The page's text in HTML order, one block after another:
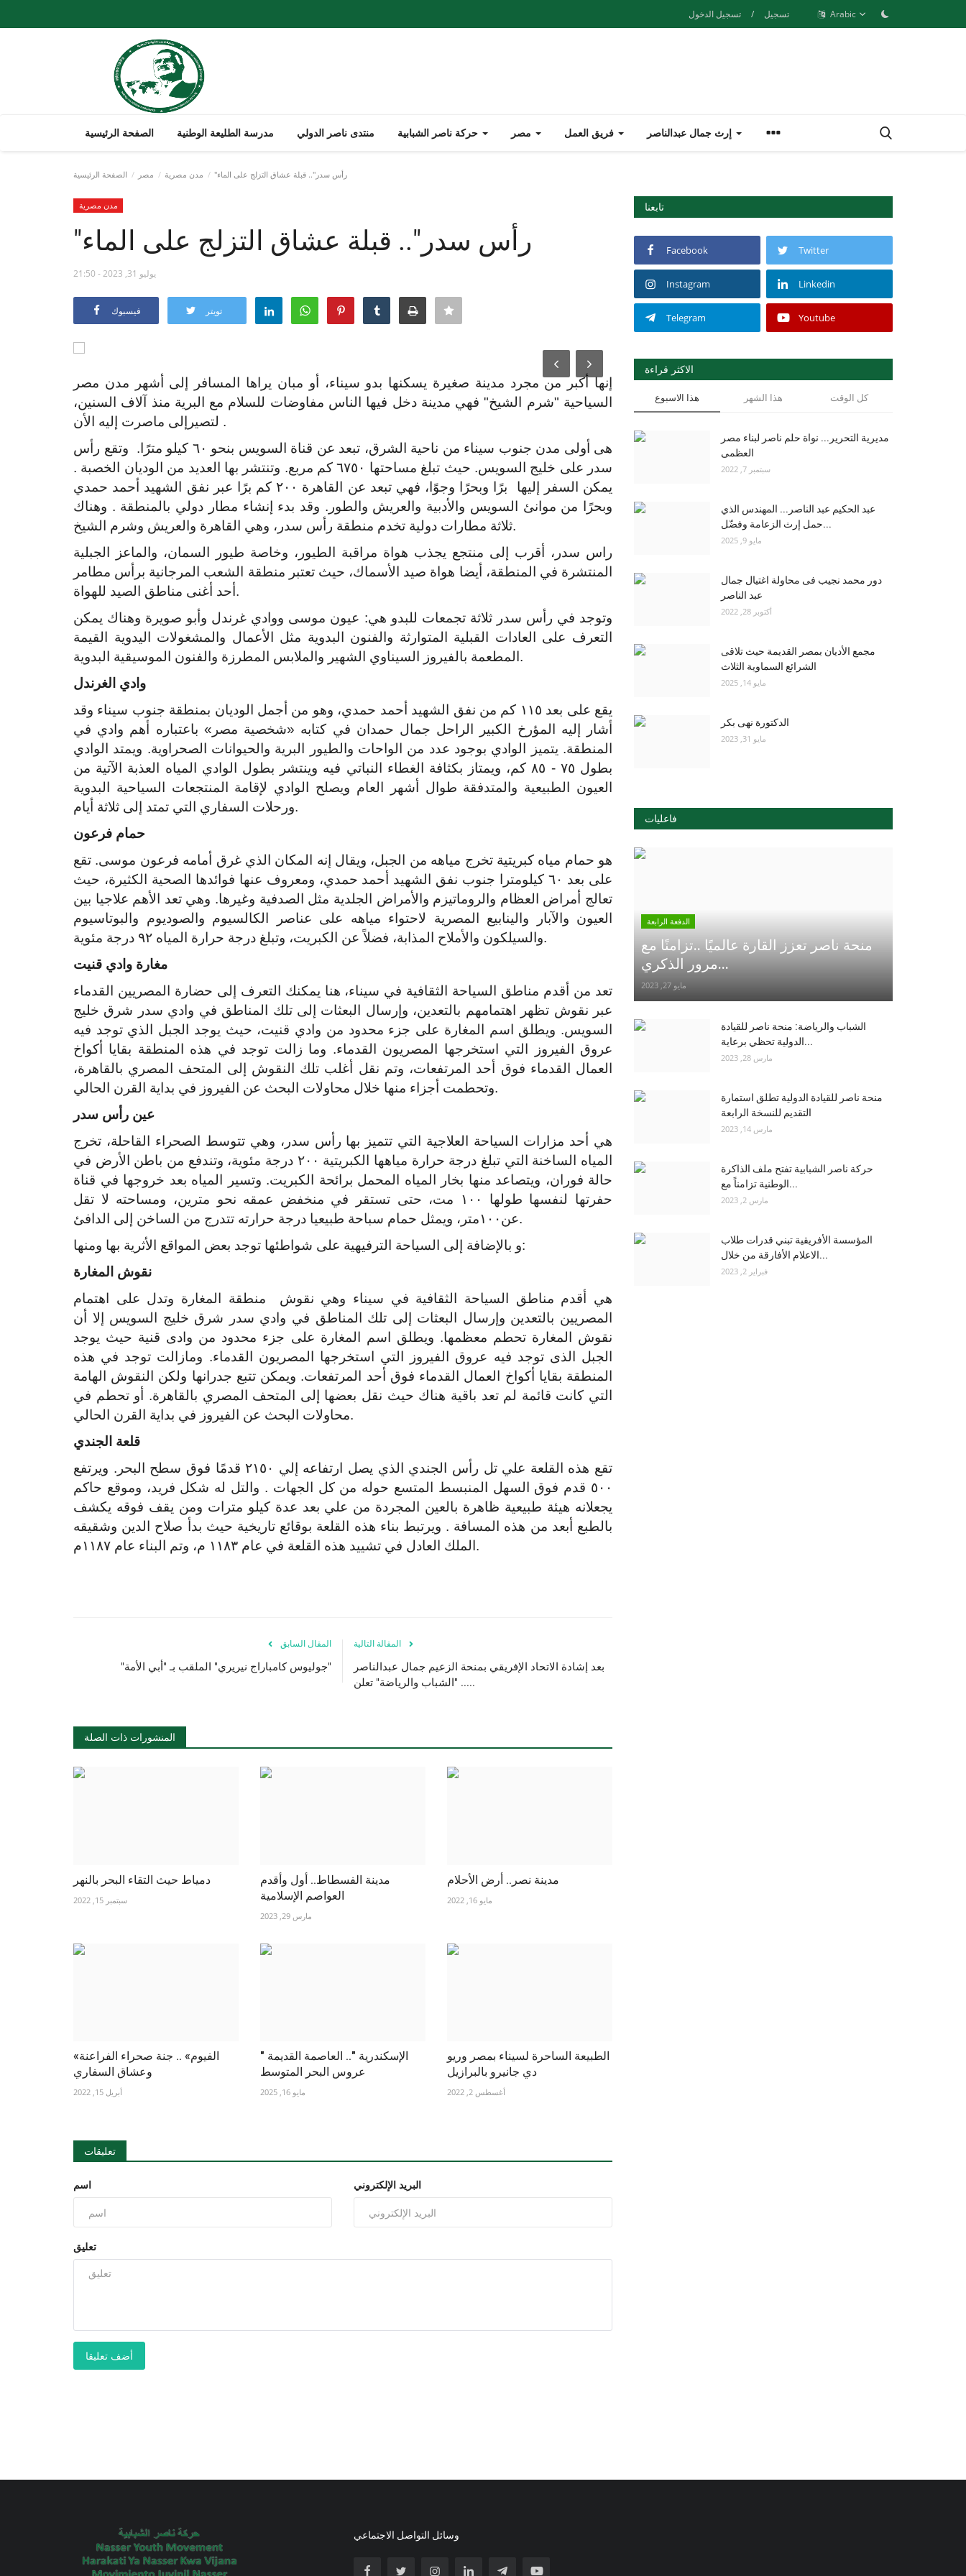
تسجيل الدخول / تسجيل Arabic
الصفحة الرئيسية مدرسة الطليعة الوطنية منتدى ناصر الدولي
الصفحة الرئيسية مصر مدن مصرية "رأس سدر".. قبلة عشاق التزلج على الماء
مدن مصرية
"رأس سدر".. قبلة عشاق التزلج على الماء
يوليو 31, 2023 - 21:50
فيسبوك تويتر
إنها أكبر من مجرد مدينة صغيرة يسكنها بدو سيناء، أو مبان يراها المسافر إلى أشهر مدن مصر
السياحية "شرم الشيخ" فهي مدينة دخل فيها الناس مفاوضات للسلام مع البرية منذ آلاف السنين،
لتصيرإلى ماصرت إليه الأن .
هى أولى مدن جنوب سيناء من ناحية الشرق، تبعد عن قناة السويس بنحو ٦٠ كيلو مترًا. وتقع رأس
سدر على خليج السويس. حيث تبلغ مساحتها ٦٧٥٠ كم مربع. وتنتشر بها العديد من الوديان الخصبة .
يمكن السفر إليها برًا وبحرًا وجوًا، فهي تبعد عن القاهرة ٢٠٠ كم برًا عبر نفق الشهيد أحمد حمدي
وبحرًا من موانئ السويس والأدبية والعريش والطور. وقد بدء إنشاء مطار دولي بالمنطقة . وهناك
ثلاثة مطارات دولية تخدم منطقة رأس سدر، وهي القاهرة والعريش وشرم الشيخ.
راس سدر، أقرب إلى منتجع يجذب هواة مراقبة الطيور، وخاصة طيور السمان، والماعز الجبلية
المنتشرة في المنطقة، أيضا هواة صيد الأسماك، حيث تعتبر منطقة الشعب المرجانية برأس مطامر
أحد أغنى مناطق الصيد للهواة.
وتوجد في رأس سدر ثلاثة تجمعات للبدو هي: عيون موسى ووادي غرندل وأبو صويرة وهناك يمكن
التعرف على العادات القبلية المتوارثة والفنون البدوية مثل الأعمال والمشغولات اليدوية القيمة
المطعمة بالفيروز السيناوي الشهير والملابس المطرزة والفنون الموسيقية البدوية.
وادي الغرندل
يقع على بعد ١١٥ كم من نفق الشهيد أحمد حمدي، وهو من أجمل الوديان بمنطقة جنوب سيناء وقد
أشار إليه المؤرخ الكبير الراحل جمال حمدان في كتابه «شخصية مصر» باعتباره أهم وادي في
المنطقة. يتميز الوادي بوجود عدد من الواحات والطيور البرية والحيوانات الصحراوية. ويمتد الوادي
بطول ٧٥ - ٨٥ كم، ويمتاز بكثافة الغطاء النباتي فيه وينتشر بطول الوادي المياه العذبة الآتية من
العيون الطبيعية والمتدفقة طوال أشهر العام ويصلح الوادي لإقامة المنتجعات السياحية البدوية
ورحلات السفاري التي تمتد إلى ثلاثة أيام.
حمام فرعون
هو حمام مياه كبريتية تخرج مياهه من الجبل، ويقال إنه المكان الذي غرق أمامه فرعون موسى. تقع
على بعد ٦٠ كيلومترا جنوب نفق الشهيد أحمد حمدي، ومعروف عنها فوائدها الصحية الكثيرة، حيث
تعالج أمراض العظام والروماتيزم والأمراض الجلدية مثل الصدفية وغيرها. وهي تعد الأهم علاجيا بين
العيون والآبار والينابيع المصرية لاحتواء مياهه على عناصر الكالسيوم والصوديوم والبوتاسيوم
والسيلكون والأملاح المذابة، فضلاً عن الكبريت، وتبلغ درجة حرارة المياه ٩٢ درجة مئوية.
مغارة وادي قنيت
تعد من أقدم مناطق السياحة الثقافية في سيناء، هنا يمكنك التعرف إلى حضارة المصريين القدماء
عبر نقوش تظهر اهتمامهم بالتعدين، وإرسال البعثات إلى تلك المناطق في وادي سدر شرق خليج
السويس. ويطلق اسم المغارة على جزء محدود من وادي قنيت، حيث يوجد الجبل الذي توجد فيه
عروق الفيروز التي استخرجها المصريون القدماء. وما زالت توجد في هذه المنطقة بقايا أكواخ
العمال القدماء فوق أحد المرتفعات، وتم نقل أغلب تلك النقوش إلى المتحف المصري بالقاهرة،
وتحطمت أجزاء منها خلال محاولات البحث عن الفيروز في بداية القرن الحالي.
عين رأس سدر
هي أحد مزارات السياحة العلاجية التي تتميز بها رأس سدر، وهي تتوسط الصحراء القاحلة، تخرج
المياه الساخنة التي تبلغ درجة حرارة مياهها الكبريتية ٢٠٠ درجة مئوية، وتندفع من باطن الأرض في
حالة فوران، ويتصاعد منها بخار المياه المحمل برائحة الكبريت. وتسير المياه بعد خروجها في قناة
حفرتها لنفسها طولها ١٠٠ مت، حتى تستقر في منخفض عمقه نحو مترين، ومساحته لا تقل
عن١٠٠متر، ويمثل حمام سباحة طبيعيا درجة حرارته تتدرج من الساخن إلى الدافئ.
و بالإضافة إلى السياحة الترفيهية على شواطئها توجد بعض المواقع الأثرية بها ومنها:
نقوش المغارة
هي أقدم مناطق السياحة الثقافية في سيناء وهي نقوش منطقة المغارة وتدل على اهتمام
المصريين بالتعدين وإرسال البعثات إلى تلك المناطق في وادي سدر شرق خليج السويس إلا أن
نقوش المغارة تحطم معظمها. ويطلق اسم المغارة على جزء محدود من وادى قنية حيث يوجد
الجبل الذى توجد فيه عروق الفيروز التي استخرجها المصريون القدماء. ومازالت توجد في هذه
المنطقة بقايا أكواخ العمال القدماء فوق أحد المرتفعات. ويمكن تتبع جدرانها ولكن النقوش الهامة
التي كانت قائمة لم تعد باقية هناك حيث نقل بعضها إلى المتحف المصري بالقاهرة. أو تحطم في
محاولات البحث عن الفيروز في بداية القرن الحالي.
قلعة الجندي
تقع هذه القلعة علي تل رأس الجندي الذي يصل ارتفاعه إلي ٢١٥٠ قدمًا فوق سطح البحر. ويرتفع
٥٠٠ قدم فوق السهل المنبسط المتسع حوله من كل الجهات . والتل له شكل فريد، وموقع حاكم
يجعلانه هيئة طبيعية ظاهرة بالعين المجردة من علي بعد عدة كيلو مترات ومن يقف فوقه يكشف
بالطبع أبعد من هذه المسافة . ويرتبط بناء هذه القلعة بوقائع تاريخية حيث بدأ صلاح الدين وشقيقه
الملك العادل في تشييد هذه القلعة في عام ١١٨٣ م، وتم البناء عام ١١٨٧م.
المقال السابق
"جوليوس كامباراج نيريري" الملقب بـ "أبي الأمة"
المقالة التالية
بعد إشادة الاتحاد الإفريقي بمنحة الزعيم جمال عبدالناصر
.. "الشباب والرياضة" تعلن...
المنشورات ذات الصلة
دمياط حيث التقاء البحر بالنهر
سبتمبر 15, 2022
مدينة الفسطاط.. أول وأقدم
العواصم الإسلامية
مارس 29, 2023
مدينة نصر.. أرض الأحلام
مايو 16, 2022
«الفيوم» .. جنة صحراء الفراعنة
وعشاق السفاري
أبريل 15, 2022
" الإسكندرية ".. العاصمة القديمة
عروس البحر المتوسط
مايو 16, 2025
الطبيعة الساحرة لسيناء بمصر وريو
دي جانيرو بالبرازيل
أغسطس 2, 2022
تعليقات
اسم البريد الإلكتروني
تعليق
أضف تعليقا
تابعنا
Facebook Twitter
Instagram Linkedin
Telegram Youtube
الاكثر قراءة
هذا الاسبوع هذا الشهر كل الوقت
مديرية التحرير... نواة حلم ناصر لبناء مصر
العظمى
سبتمبر 7, 2022
عبد الحكيم عبد الناصر... المهندس الذي
حمل إرث الزعامة وفضّل...
مايو 9, 2025
دور محمد نجيب فى محاولة اغتيال جمال
عبد الناصر
أكتوبر 28, 2022
مجمع الأديان بمصر القديمة حيث تلاقى
الشرائع السماوية الثلاث
مايو 14, 2025
الدكتورة نهى بكر
مايو 31, 2023
فاعليات
الدفعة الرابعة
منحة ناصر تعزز القارة عالميًا ..تزامنًا مع
مرور الذكري...
مايو 27, 2023
الشباب والرياضة: منحة ناصر للقيادة
الدولية تحظي برعاية...
مارس 28, 2023
منحة ناصر للقيادة الدولية تطلق استمارة
التقديم للنسخة الرابعة
مارس 14, 2023
حركة ناصر الشبابية تفتح ملف الذاكرة
الوطنية تزامناً مع...
مارس 2, 2023
المؤسسة الأفريقية تبني قدرات طلاب
الاعلام الأفارقة من خلال...
فبراير 2, 2023
وسائل التواصل الاجتماعي